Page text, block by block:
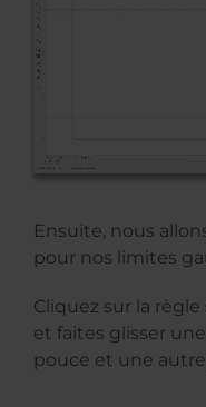
Ensuite, nous
pour nos limites
Cliquez sur la
et faites glisser
pouce et une